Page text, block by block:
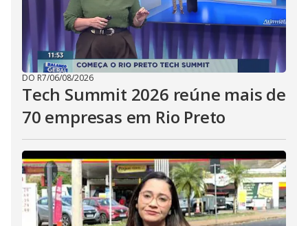
DO R7/06/08/2026
Tech Summit 2026 reúne mais de
70 empresas em Rio Preto